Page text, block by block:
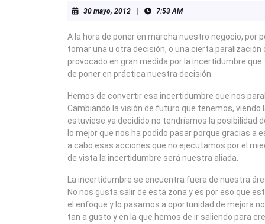
30 mayo, 201230
7:53 AM
A la hora de poner en marcha nuestro negocio, por
tomar una u otra decisión, o una cierta
provocado en gran medida por la incertidumbre
de poner en práctica nuestra decisión.
Hemos de convertir esa incertidumbre que nos
Cambiando la visión de futuro que tenemos,
estuviese ya decidido no tendríamos la posibilidad
lo mejor que nos ha podido pasar porque gracias
a cabo esas acciones que no ejecutamos por el
de vista la incertidumbre será nuestra aliada.
La incertidumbre se encuentra fuera de nuestra
No nos gusta salir de esta zona y es por eso que
el enfoque y lo pasamos a oportunidad de mejora
tan a gusto y en la que hemos de ir saliendo para